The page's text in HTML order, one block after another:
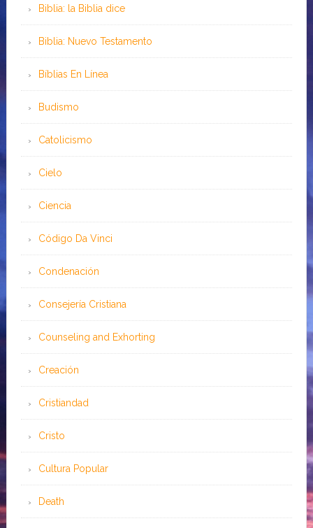
Biblia: la Biblia dice
Biblia: Nuevo Testamento
Bíblias En Línea
Budismo
Catolicismo
Cielo
Ciencia
Código Da Vinci
Condenación
Consejería Cristiana
Counseling and Exhorting
Creación
Cristiandad
Cristo
Cultura Popular
Death